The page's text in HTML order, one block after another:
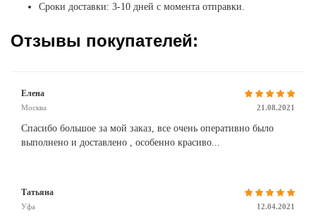
Сроки доставки: 3-10 дней с момента отправки.
Отзывы покупателей:
Елена
Москва 21.08.2021
Спасибо большое за мой заказ, все очень оперативно было
выполнено и доставлено , особенно красиво...
Татьяна
Уфа 12.04.2021